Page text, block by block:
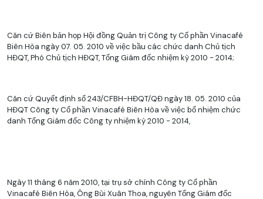
Căn cứ Biên bản họp Hội đồng Quản trị Công ty Cổ phần Vinacafé
Biên Hòa ngày 07. 05. 2010 về việc bầu các chức danh Chủ tịch
HĐQT, Phó Chủ tịch HĐQT, Tổng Giám đốc nhiệm kỳ 2010 - 2014;
Căn cứ Quyết định số 243/CFBH-HĐQT/QĐ ngày 18. 05. 2010 của
HĐQT Công ty Cổ phần Vinacafé Biên Hòa về việc bổ nhiệm chức
danh Tổng Giám đốc Công ty nhiệm kỳ 2010 - 2014,
Ngày 11 tháng 6 năm 2010, tại trụ sở chính Công ty Cổ phần
Vinacafé Biên Hòa, Ông Bùi Xuân Thoa, nguyên Tổng Giám đốc